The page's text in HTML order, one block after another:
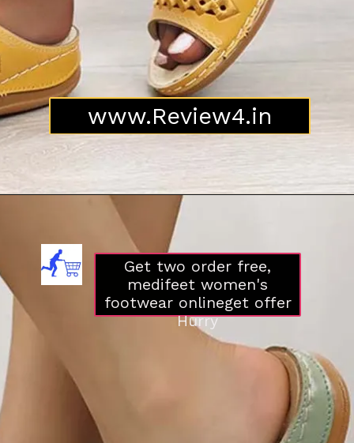
www.Review4.in
Get two order free,
medifeet women's
footwear onlineget offer
Hurry